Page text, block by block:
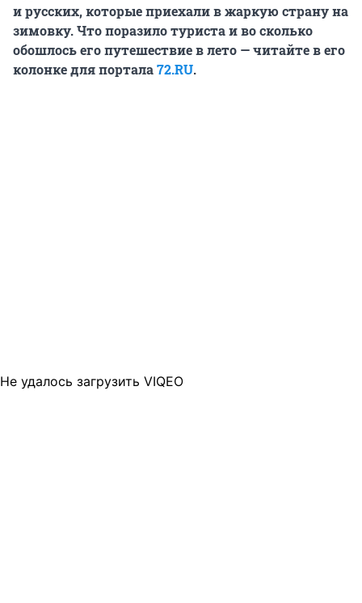
и русских, которые приехали в жаркую страну на
зимовку. Что поразило туриста и во сколько
обошлось его путешествие в лето — читайте в его
колонке для портала72.RU.
Не удалось загрузить VIQEO